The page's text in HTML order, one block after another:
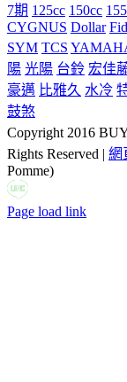
7期 125cc 150cc
CYGNUS Dollar
SYM TCS
陽 光陽 台鈴 宏佳
豪邁 比雅久 水冷
鼓煞
Copyright 2016
Rights Reserved | 網
Pomme)
LINEFacebook
Email:
Page load link